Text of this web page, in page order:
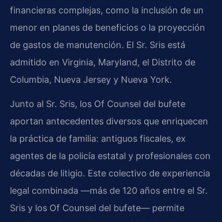
financieras complejas, como la inclusión de un
menor en planes de beneficios o la proyección
de gastos de manutención. El Sr. Sris está
admitido en Virginia, Maryland, el Distrito de
Columbia, Nueva Jersey y Nueva York.
Junto al Sr. Sris, los Of Counsel del bufete
aportan antecedentes diversos que enriquecen
la práctica de familia: antiguos fiscales, ex
agentes de la policía estatal y profesionales con
décadas de litigio. Este colectivo de experiencia
legal combinada —más de 120 años entre el Sr.
Sris y los Of Counsel del bufete— permite